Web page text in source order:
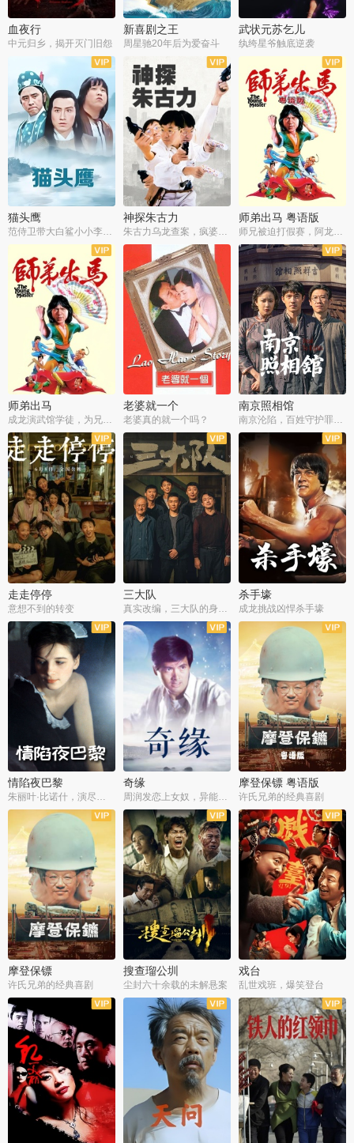
血夜行
中元归乡，揭开灭门旧怨
新喜剧之王
周星驰20年后为爱奋斗
武状元苏乞儿
纨绔星爷触底逆袭
猫头鹰
范侍卫带大白鲨小小李破案寻妃
神探朱古力
朱古力乌龙查案，疯婆子神助攻
师弟出马 粤语版
师兄被迫打假赛，阿龙追查斗黑帮
师弟出马
成龙演武馆学徒，为兄搏命战黑道
老婆就一个
老婆真的就一个吗？
南京照相馆
南京沦陷，百姓守护罪证底片
走走停停
意想不到的转变
三大队 杀手壕
成龙挑战凶悍杀手壕
情陷夜巴黎
朱丽叶·比诺什，演尽失爱之痛
奇缘
周润发恋上女奴，异能护体战邪派
摩登保镖 粤语版
许氏兄弟的经典喜剧
摩登保镖
许氏兄弟的经典喜剧
搜查瑠公圳
尘封六十余载的未解悬案
戏台
乱世戏班，爆笑登台